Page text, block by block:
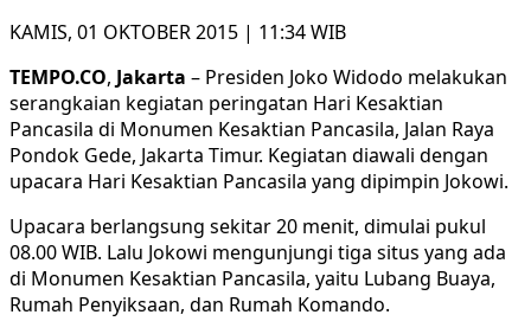
KAMIS, 01 OKTOBER 2015 | 11:34 WIB
TEMPO.CO, Jakarta – Presiden Joko Widodo melakukan
serangkaian kegiatan peringatan Hari Kesaktian
Pancasila di Monumen Kesaktian Pancasila, Jalan Raya
Pondok Gede, Jakarta Timur. Kegiatan diawali dengan
upacara Hari Kesaktian Pancasila yang dipimpin Jokowi.
Upacara berlangsung sekitar 20 menit, dimulai pukul
08.00 WIB. Lalu Jokowi mengunjungi tiga situs yang ada
di Monumen Kesaktian Pancasila, yaitu Lubang Buaya,
Rumah Penyiksaan, dan Rumah Komando.